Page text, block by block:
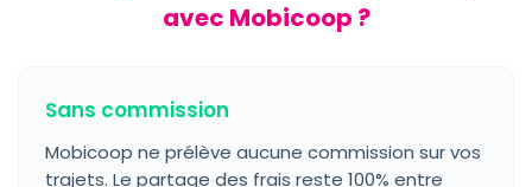
avec Mobicoop ?
Sans commission
Mobicoop ne prélève aucune commission sur vos
trajets. Le partage des frais reste 100% entre